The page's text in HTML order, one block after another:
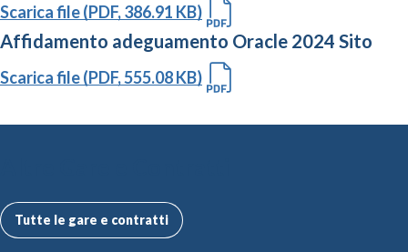
Scarica file (PDF, 386.91 KB)
Affidamento adeguamento Oracle 2024 Sito
Scarica file (PDF, 555.08 KB)
Tutte le gare e contratti